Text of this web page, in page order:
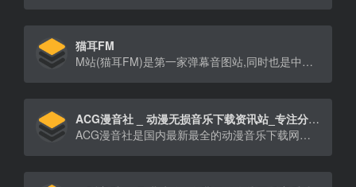
猫耳FM
M站(猫耳FM)是第一家弹幕音图站,同时也是中国声优基地,在这里可以听电台,音乐,翻唱,小说和广播剧,用二次元声音连接三次元.
ACG漫音社 _ 动漫无损音乐下载资讯站_专注分享二次元高品质音乐~
ACG漫音社是国内最新最全的动漫音乐下载网站，免费提供ACG动漫歌曲在线试听、ACG动漫无损音乐下载等服务，满足您的全方位的听歌需求。一切ACG动漫音乐下载尽在ACG漫音社!